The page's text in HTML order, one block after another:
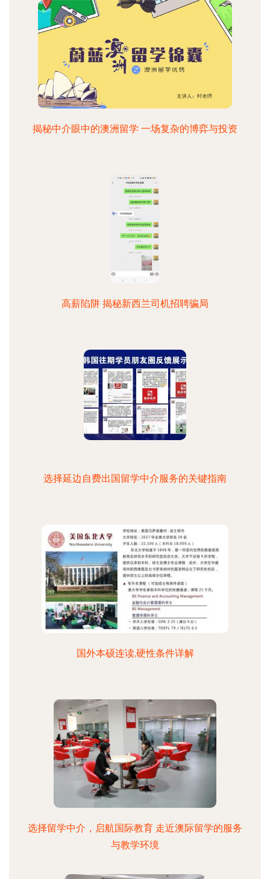
揭秘中介眼中的澳洲留学 一场复杂的博弈与投资
高薪陷阱 揭秘新西兰司机招聘骗局
选择延边自费出国留学中介服务的关键指南
国外本硕连读,硬性条件详解
选择留学中介，启航国际教育 走近澳际留学的服务
与教学环境